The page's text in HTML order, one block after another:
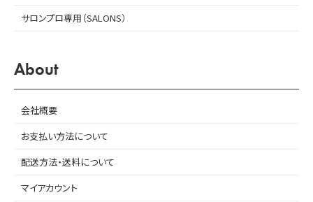
サロンプロ専用（SALONS）
About
会社概要
お支払い方法について
配送方法・送料について
マイアカウント